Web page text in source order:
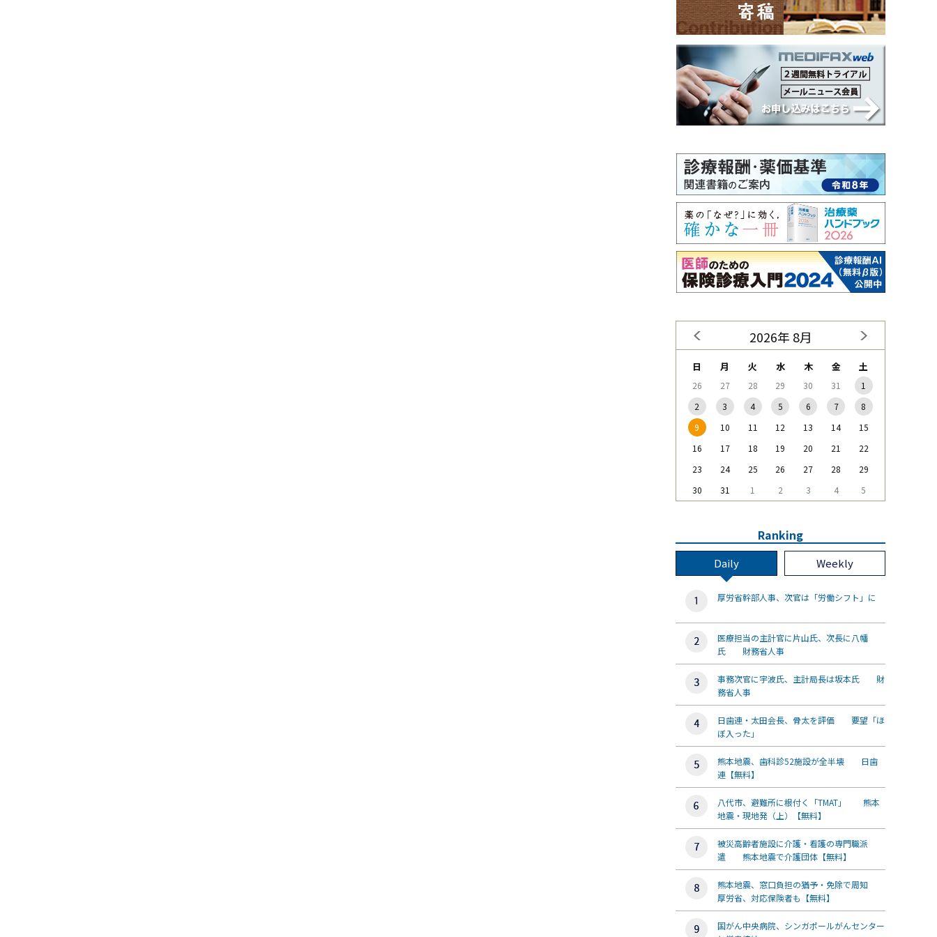
2026年 8月
日 月 火 水 木 金 土
26 27 28 29 30 31
1
2
3 4 5 6 7
8
9
10 11 12 13 14
15
16
17 18 19 20 21
22
23
24 25 26 27 28
29
30
31 1 2 3 4 5
Ranking
Daily Weekly
厚労省幹部人事、次官は「労働シフト」に
医療担当の主計官に片山氏、次長に八幡
氏 財務省人事
事務次官に宇波氏、主計局長は坂本氏 財
務省人事
日歯連・太田会長、骨太を評価 要望「ほ
ぼ入った」
熊本地震、歯科診52施設が全半壊 日歯
連【無料】
八代市、避難所に根付く「TMAT」 熊本
地震・現地発（上）【無料】
被災高齢者施設に介護・看護の専門職派
遣 熊本地震で介護団体【無料】
熊本地震、窓口負担の猶予・免除で周知
厚労省、対応保険者も【無料】
国がん中央病院、シンガポールがんセンター